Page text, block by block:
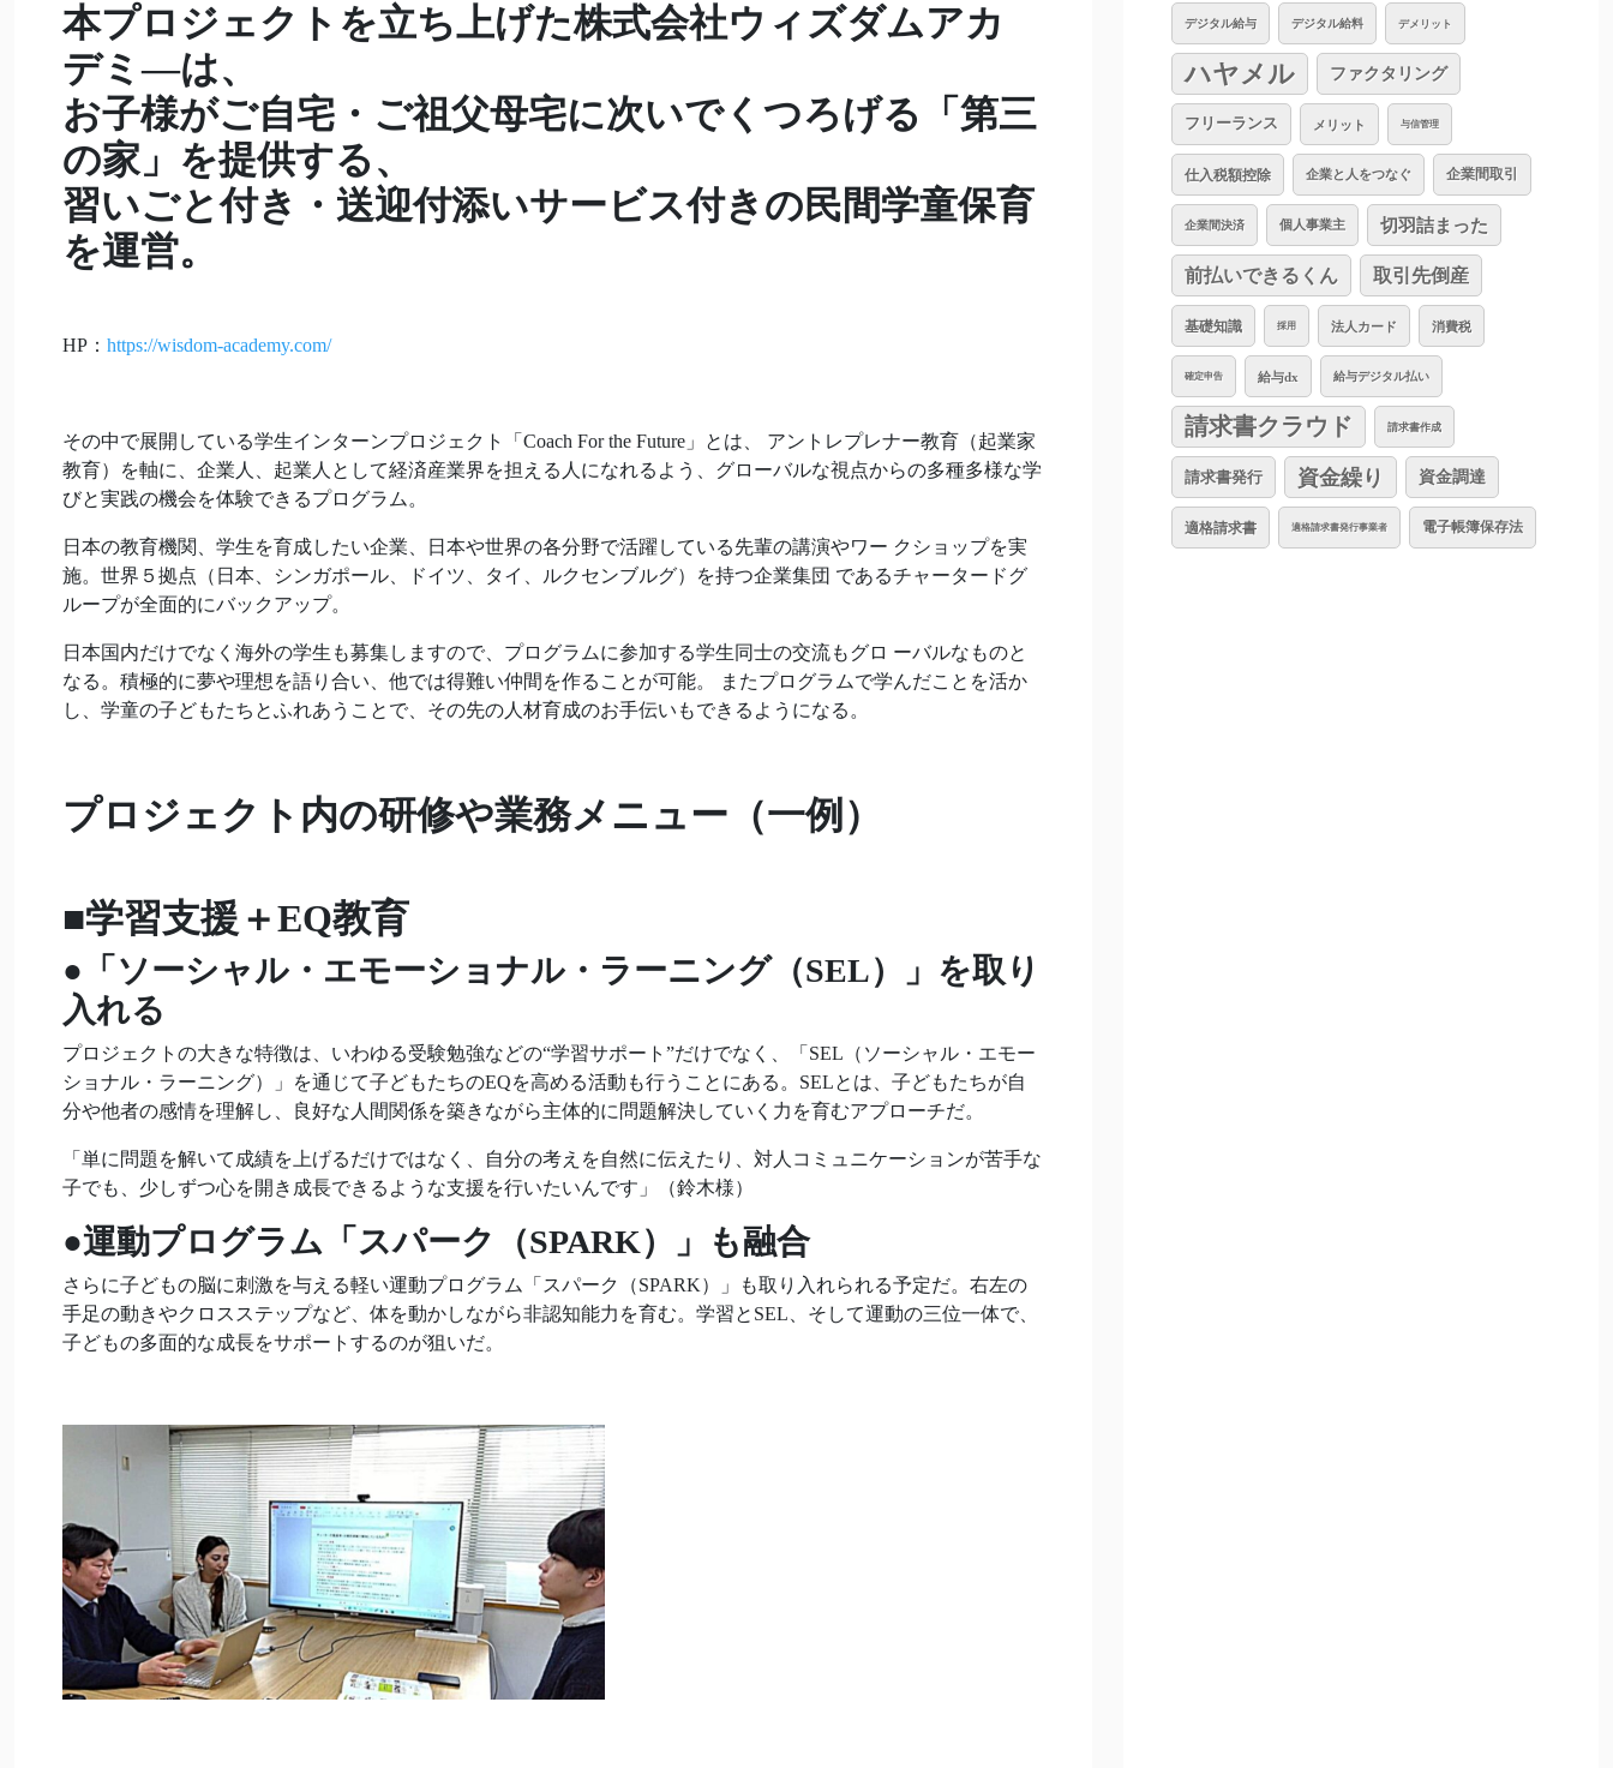
本プロジェクトを立ち上げた株式会社ウィズダムアカ
デミ―は、
お子様がご自宅・ご祖父母宅に次いでくつろげる「第三
の家」を提供する、
習いごと付き・送迎付添いサービス付きの民間学童保育
を運営。
HP： https://wisdom-academy.com/
その中で展開している学生インターンプロジェクト「Coach For the Future」とは、 アントレプレナー教育（起業家
教育）を軸に、企業人、起業人として経済産業界を担える人になれるよう、グローバルな視点からの多種多様な学
びと実践の機会を体験できるプログラム。
日本の教育機関、学生を育成したい企業、日本や世界の各分野で活躍している先輩の講演やワー クショップを実
施。世界５拠点（日本、シンガポール、ドイツ、タイ、ルクセンブルグ）を持つ企業集団 であるチャータードグ
ループが全面的にバックアップ。
日本国内だけでなく海外の学生も募集しますので、プログラムに参加する学生同士の交流もグロ ーバルなものと
なる。積極的に夢や理想を語り合い、他では得難い仲間を作ることが可能。 またプログラムで学んだことを活か
し、学童の子どもたちとふれあうことで、その先の人材育成のお手伝いもできるようになる。
プロジェクト内の研修や業務メニュー（一例）
■学習支援＋EQ教育
● 「ソーシャル・エモーショナル・ラーニング（SEL）」を取り
入れる
プロジェクトの大きな特徴は、いわゆる受験勉強などの“学習サポート”だけでなく、「SEL（ソーシャル・エモー
ショナル・ラーニング）」を通じて子どもたちのEQを高める活動も行うことにある。SELとは、子どもたちが自
分や他者の感情を理解し、良好な人間関係を築きながら主体的に問題解決していく力を育むアプローチだ。
「単に問題を解いて成績を上げるだけではなく、自分の考えを自然に伝えたり、対人コミュニケーションが苦手な
子でも、少しずつ心を開き成長できるような支援を行いたいんです」（鈴木様）
●運動プログラム「スパーク（SPARK）」も融合
さらに子どもの脳に刺激を与える軽い運動プログラム「スパーク（SPARK）」も取り入れられる予定だ。右左の
手足の動きやクロスステップなど、体を動かしながら非認知能力を育む。学習とSEL、そして運動の三位一体で、
子どもの多面的な成長をサポートするのが狙いだ。
デジタル給与 デジタル給料 デメリット
ハヤメル ファクタリング
フリーランス メリット 与信管理
仕入税額控除 企業と人をつなぐ 企業間取引
企業間決済 個人事業主 切羽詰まった
前払いできるくん 取引先倒産
基礎知識 採用 法人カード 消費税
確定申告 給与dx 給与デジタル払い
請求書クラウド 請求書作成
請求書発行 資金繰り 資金調達
適格請求書 適格請求書発行事業者 電子帳簿保存法